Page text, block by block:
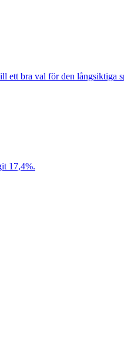
bra val för den långsiktiga
17,4%.